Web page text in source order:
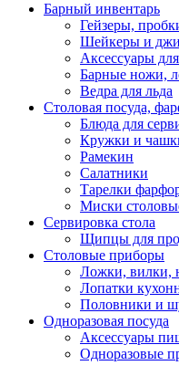
Барный инвентарь
Гейзеры,
Шейкеры и
Аксессуары
Барные ножи,
Ведра для льда
Столовая посуда,
Блюда для
Кружки и
Рамекин
Салатники
Тарелки
Миски
Сервировка стола
Щипцы для
Столовые приборы
Ложки, вилки,
Лопатки
Половники и
Одноразовая посуда
Аксессуары
Одноразовые